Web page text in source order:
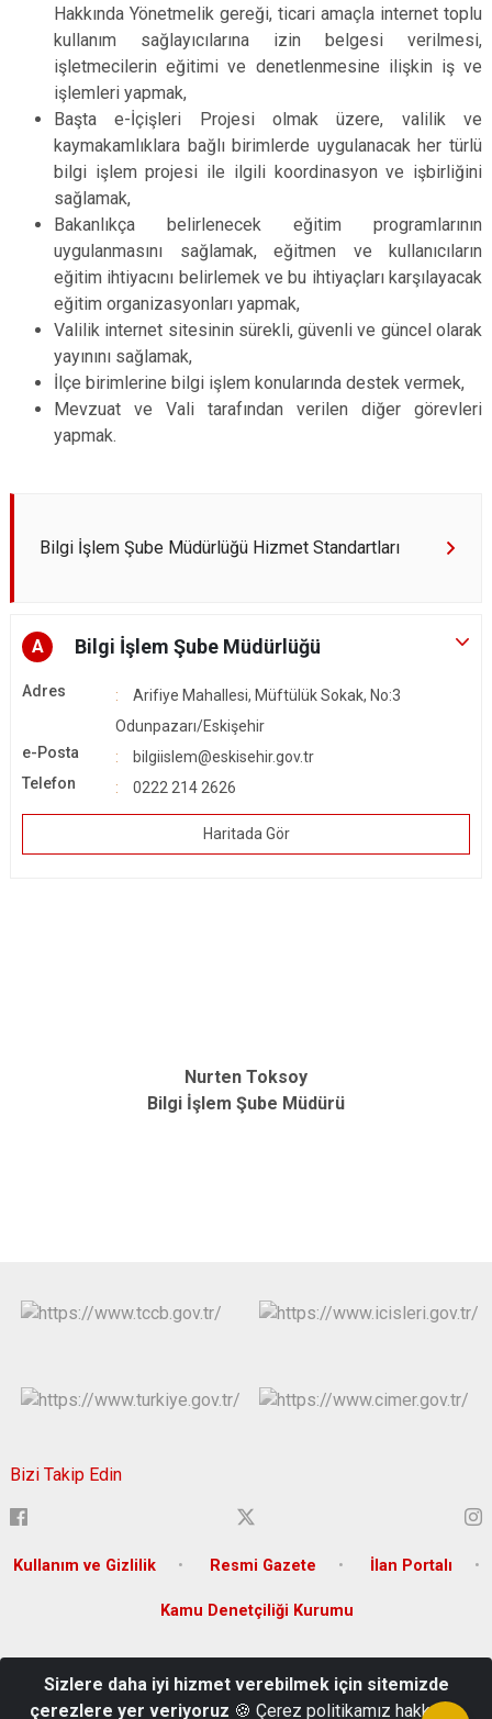
Hakkında Yönetmelik gereği, ticari amaçla internet toplu
kullanım sağlayıcılarına izin belgesi verilmesi,
işletmecilerin eğitimi ve denetlenmesine ilişkin iş ve
işlemleri yapmak,
Başta e-İçişleri Projesi olmak üzere, valilik ve
kaymakamlıklara bağlı birimlerde uygulanacak her türlü
bilgi işlem projesi ile ilgili koordinasyon ve işbirliğini
sağlamak,
Bakanlıkça belirlenecek eğitim programlarının
uygulanmasını sağlamak, eğitmen ve kullanıcıların
eğitim ihtiyacını belirlemek ve bu ihtiyaçları karşılayacak
eğitim organizasyonları yapmak,
Valilik internet sitesinin sürekli, güvenli ve güncel olarak
yayınını sağlamak,
İlçe birimlerine bilgi işlem konularında destek vermek,
Mevzuat ve Vali tarafından verilen diğer görevleri
yapmak.
Bilgi İşlem Şube Müdürlüğü Hizmet Standartları
A Bilgi İşlem Şube Müdürlüğü
Adres
Arifiye Mahallesi, Müftülük Sokak, No:3
Odunpazarı/Eskişehir
e-Posta
bilgiislem@eskisehir.gov.tr
Telefon
0222 214 2626
Haritada Gör
Nurten Toksoy
Bilgi İşlem Şube Müdürü
Bizi Takip Edin
Kullanım ve Gizlilik Resmi Gazete İlan Portalı
Kamu Denetçiliği Kurumu
Kep Adresi: icisleribakanligi@hs01.kep.tr
Sizlere daha iyi hizmet verebilmek için sitemizde
çerezlere yer veriyoruz 🍪 Çerez politikamız hakkında